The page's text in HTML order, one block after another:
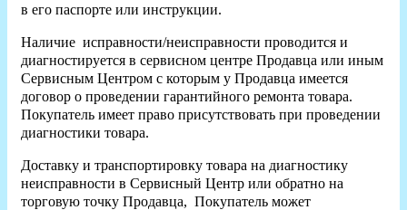
в его паспорте или инструкции.
Наличие исправности/неисправности проводится и
диагностируется в сервисном центре Продавца или иным
Сервисным Центром с которым у Продавца имеется
договор о проведении гарантийного ремонта товара.
Покупатель имеет право присутствовать при проведении
диагностики товара.
Доставку и транспортировку товара на диагностику
неисправности в Сервисный Центр или обратно на
торговую точку Продавца, Покупатель может